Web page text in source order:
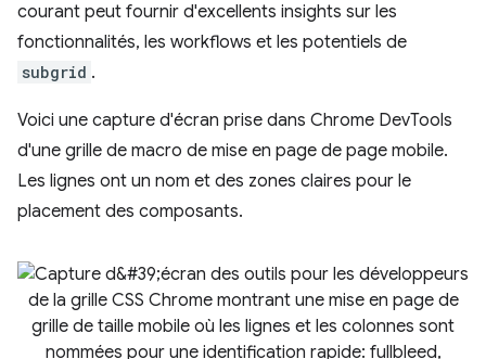
courant peut fournir d'excellents insights sur les
fonctionnalités, les workflows et les potentiels de
subgrid .
Voici une capture d'écran prise dans Chrome DevTools
d'une grille de macro de mise en page de page mobile.
Les lignes ont un nom et des zones claires pour le
placement des composants.